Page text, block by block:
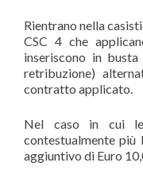
Rientrano nella
CSC 4 che
inseriscono in busta
retribuzione)
contratto applicato.
Nel caso in cui le
contestualmente più
aggiuntivo di Euro